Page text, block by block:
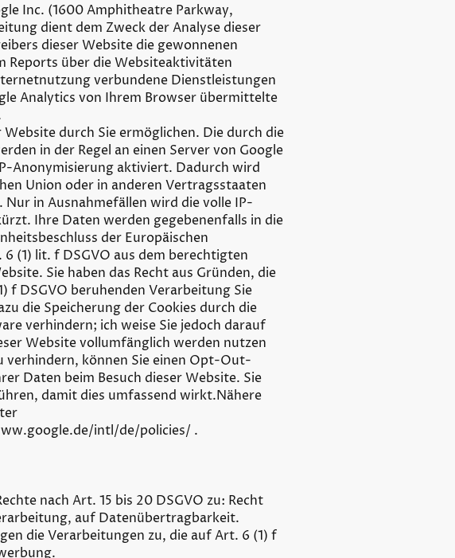
Inc. (1600 Amphitheatre Parkway,
dient dem Zweck der Analyse dieser
dieser Website die gewonnenen
Reports über die Websiteaktivitäten
verbundene Dienstleistungen
Analytics von Ihrem Browser übermittelte
durch Sie ermöglichen. Die durch die
in der Regel an einen Server von Google
Anonymisierung aktiviert. Dadurch wird
Union oder in anderen Vertragsstaaten
in Ausnahmefällen wird die volle IP-
Ihre Daten werden gegebenenfalls in die
der Europäischen
(1) lit. f DSGVO aus dem berechtigten
Sie haben das Recht aus Gründen, die
f DSGVO beruhenden Verarbeitung Sie
die Speicherung der Cookies durch die
verhindern; ich weise Sie jedoch darauf
Website vollumfänglich werden nutzen
verhindern, können Sie einen Opt-Out-
Daten beim Besuch dieser Website. Sie
damit dies umfassend wirkt.Nähere
intl/de/policies/ .
nach Art. 15 bis 20 DSGVO zu: Recht
auf Datenübertragbarkeit.
die Verarbeitungen zu, die auf Art. 6 (1) f